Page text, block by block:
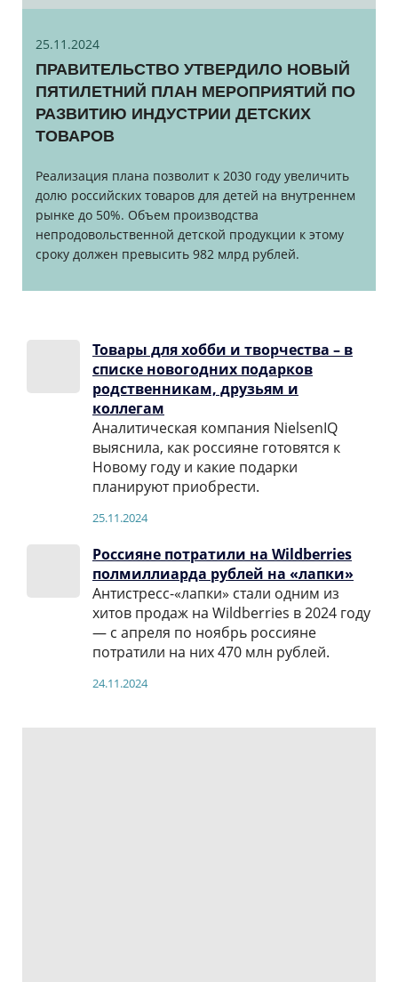
25.11.2024
ПРАВИТЕЛЬСТВО УТВЕРДИЛО НОВЫЙ
ПЯТИЛЕТНИЙ ПЛАН МЕРОПРИЯТИЙ ПО
РАЗВИТИЮ ИНДУСТРИИ ДЕТСКИХ
ТОВАРОВ
Реализация плана позволит к 2030 году увеличить
долю российских товаров для детей на внутреннем
рынке до 50%. Объем производства
непродовольственной детской продукции к этому
сроку должен превысить 982 млрд рублей.
Товары для хобби и творчества – в
списке новогодних подарков
родственникам, друзьям и
коллегам
Аналитическая компания NielsenIQ
выяснила, как россияне готовятся к
Новому году и какие подарки
планируют приобрести.
25.11.2024
Россияне потратили на Wildberries
полмиллиарда рублей на «лапки»
Антистресс-«лапки» стали одним из
хитов продаж на Wildberries в 2024 году
— c апреля по ноябрь россияне
потратили на них 470 млн рублей.
24.11.2024